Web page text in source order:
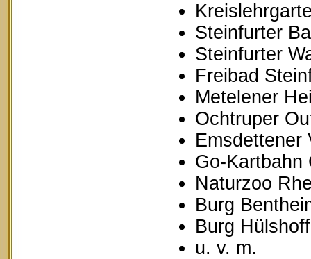
Steinfurter
Steinfurter
Freibad
Metelener
Ochtruper
Emsdettener
Go-Kartbahn
Naturzoo
Burg
Burg
u. v. m.